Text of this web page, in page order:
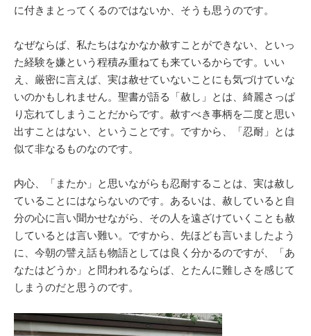
に付きまとってくるのではないか、そうも思うのです。
なぜならば、私たちはなかなか赦すことができない、といっ
た経験を嫌という程積み重ねても来ているからです。いい
え、厳密に言えば、実は赦せていないことにも気づけていな
いのかもしれません。聖書が語る「赦し」とは、綺麗さっぱ
り忘れてしまうことだからです。赦すべき事柄を二度と思い
出すことはない、ということです。ですから、「忍耐」とは
似て非なるものなのです。
内心、「またか」と思いながらも忍耐することは、実は赦し
ていることにはならないのです。あるいは、赦していると自
分の心に言い聞かせながら、その人を遠ざけていくことも赦
しているとは言い難い。ですから、先ほども言いましたよう
に、今朝の譬え話も物語としては良く分かるのですが、「あ
なたはどうか」と問われるならば、とたんに難しさを感じて
しまうのだと思うのです。